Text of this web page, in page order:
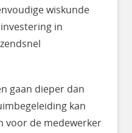
wiskunde
in
gaan dieper dan
kan
voor de medewerker